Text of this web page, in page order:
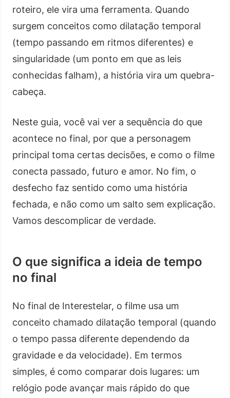
roteiro, ele vira uma ferramenta. Quando
surgem conceitos como dilatação temporal
(tempo passando em ritmos diferentes) e
singularidade (um ponto em que as leis
conhecidas falham), a história vira um quebra-
cabeça.
Neste guia, você vai ver a sequência do que
acontece no final, por que a personagem
principal toma certas decisões, e como o filme
conecta passado, futuro e amor. No fim, o
desfecho faz sentido como uma história
fechada, e não como um salto sem explicação.
Vamos descomplicar de verdade.
O que significa a ideia de tempo
no final
No final de Interestelar, o filme usa um
conceito chamado dilatação temporal (quando
o tempo passa diferente dependendo da
gravidade e da velocidade). Em termos
simples, é como comparar dois lugares: um
relógio pode avançar mais rápido do que